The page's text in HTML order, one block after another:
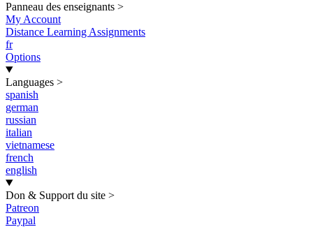
Panneau des enseignants >
My Account
Distance Learning Assignments
fr
Options
Languages >
spanish
german
russian
italian
vietnamese
french
english
Don & Support du site >
Patreon
Paypal